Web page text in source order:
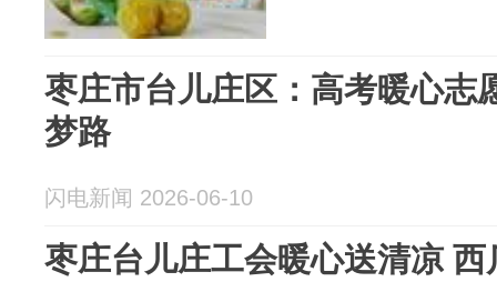
枣庄市台儿庄区：高考暖心志
梦路
闪电新闻 2026-06-10
枣庄台儿庄工会暖心送清凉